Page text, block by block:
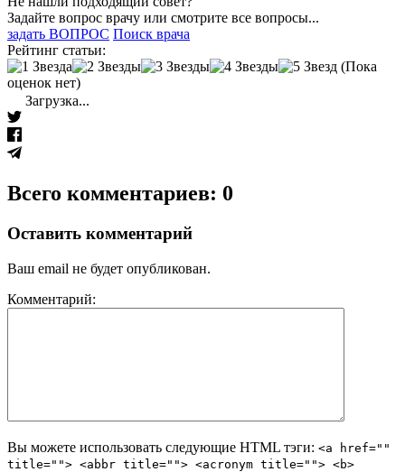
Задайте вопрос врачу или смотрите все вопросы...
задать ВОПРОС Поиск врача
Рейтинг статьи:
(Пока
оценок нет)
Загрузка...
Всего комментариев: 0
Оставить комментарий
Ваш email не будет опубликован.
Комментарий:
Вы можете использовать следующие HTML тэги: <a href=""
title=""> <abbr title=""> <acronym title=""> <b>